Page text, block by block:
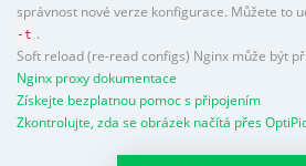
správnost nové verze konfigurace. Můžete to
-t .
Soft reload (re-read configs) Nginx může být
Nginx proxy dokumentace
Získejte bezplatnou pomoc s připojením
Zkontrolujte, zda se obrázek načítá přes